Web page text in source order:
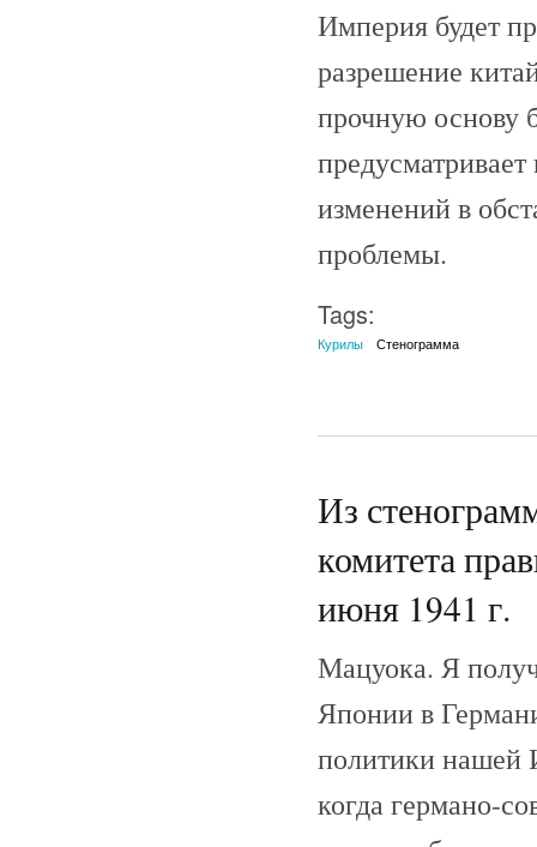
Империя будет
разрешение
прочную основу
изменений в
проблемы.
Tags:
Курилы Стенограмма
Из
комитета
июня 1941 г.
Мацуока. Я
Японии в
политики нашей
когда германо-